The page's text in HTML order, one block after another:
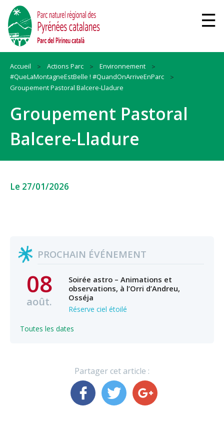
Accueil Actions Parc
Environnement
#QueLaMontagneEstBelle ! #QuandOnArriveEnParc
Groupement Pastoral Balcere-Lladure
Groupement Pastoral
Balcere-Lladure
Le 27/01/2026
PROCHAIN ÉVÉNEMENT
08
août.
Soirée astro – Animations et
observations, à l’Orri d’Andreu,
Osséja
Réserve ciel étoilé
Toutes les dates
Partager cet article :